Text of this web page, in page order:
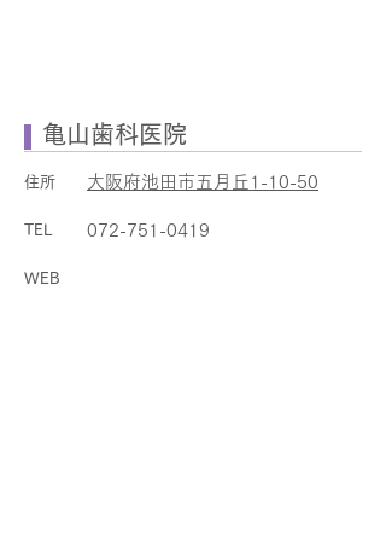
亀山歯科医院
住所 大阪府池田市五月丘1-10-50
TEL 072-751-0419
WEB